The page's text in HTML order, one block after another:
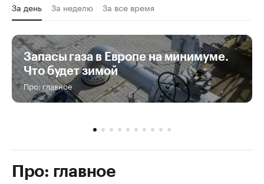
За день За неделю За все время
Запасы газа в Европе на минимуме.
Что будет зимой
Про: главное
Про: главное